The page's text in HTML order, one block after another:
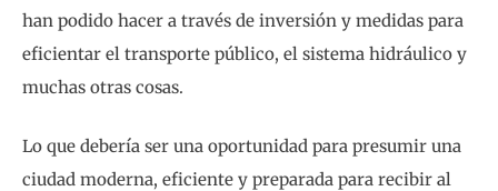
han podido hacer a través de inversión y medidas para
eficientar el transporte público, el sistema hidráulico y
muchas otras cosas.
Lo que debería ser una oportunidad para presumir una
ciudad moderna, eficiente y preparada para recibir al